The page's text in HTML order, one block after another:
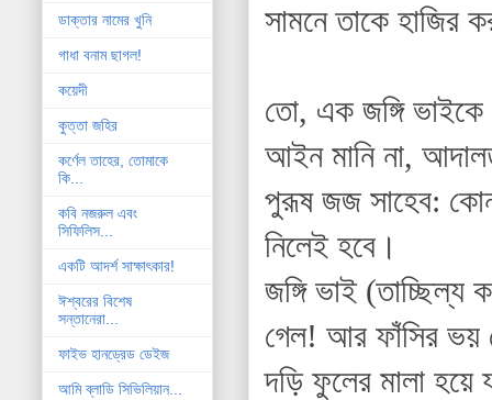
সামনে তাকে হাজির
তো, এক জঙ্গি ভাইকে
আইন মানি না,
পুরূষ জজ সাহেব:
নিলেই হবে।
জঙ্গি ভাই
গেল! আর ফাঁসির ভয়
দড়ি ফুলের মালা হয়ে
ডাক্তার নামের খুনি
গাধা বনাম ছাগল!
কয়েদী
কুত্তা জহির
কর্ণেল তাহের, তোমাকে
কি...
কবি নজরুল এবং
সিফিলিস...
একটি আদর্শ সাক্ষাৎকার!
ঈশ্বরের বিশেষ
সন্তানেরা...
ফাইভ হানড্রেড ডেইজ
আমি ব্লাডি সিভিলিয়ান...